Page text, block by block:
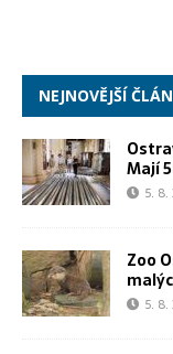
NEJNOVĚJŠÍ
Mají
5.
Zoo
5.